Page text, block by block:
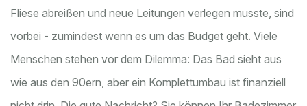
Fliese abreißen und neue Leitungen verlegen musste, sind
vorbei - zumindest wenn es um das Budget geht. Viele
Menschen stehen vor dem Dilemma: Das Bad sieht aus
wie aus den 90ern, aber ein Komplettumbau ist finanziell